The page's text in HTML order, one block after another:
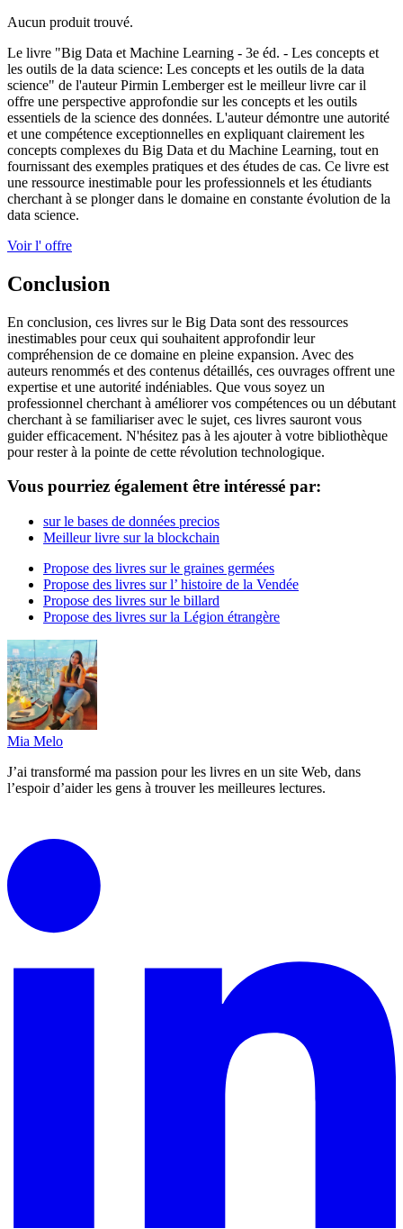
Aucun produit trouvé.
Le livre "Big Data et Machine Learning - 3e éd. - Les concepts et
les outils de la data science: Les concepts et les outils de la data
science" de l'auteur Pirmin Lemberger est le meilleur livre car il
offre une perspective approfondie sur les concepts et les outils
essentiels de la science des données. L'auteur démontre une autorité
et une compétence exceptionnelles en expliquant clairement les
concepts complexes du Big Data et du Machine Learning, tout en
fournissant des exemples pratiques et des études de cas. Ce livre est
une ressource inestimable pour les professionnels et les étudiants
cherchant à se plonger dans le domaine en constante évolution de la
data science.
Voir l' offre
Conclusion
En conclusion, ces livres sur le Big Data sont des ressources
inestimables pour ceux qui souhaitent approfondir leur
compréhension de ce domaine en pleine expansion. Avec des
auteurs renommés et des contenus détaillés, ces ouvrages offrent une
expertise et une autorité indéniables. Que vous soyez un
professionnel cherchant à améliorer vos compétences ou un débutant
cherchant à se familiariser avec le sujet, ces livres sauront vous
guider efficacement. N'hésitez pas à les ajouter à votre bibliothèque
pour rester à la pointe de cette révolution technologique.
Vous pourriez également être intéressé par:
sur le bases de données precios
Meilleur livre sur la blockchain
Propose des livres sur le graines germées
Propose des livres sur l’ histoire de la Vendée
Propose des livres sur le billard
Propose des livres sur la Légion étrangère
Mia Melo
J’ai transformé ma passion pour les livres en un site Web, dans
l’espoir d’aider les gens à trouver les meilleures lectures.